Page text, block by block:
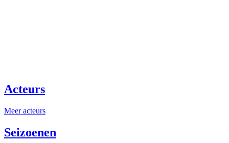
Acteurs
Meer acteurs
Seizoenen